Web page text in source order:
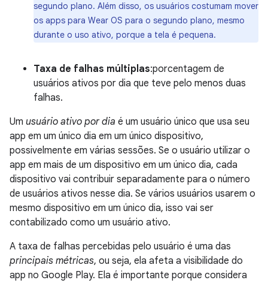
segundo plano. Além disso, os usuários costumam mover
os apps para Wear OS para o segundo plano, mesmo
durante o uso ativo, porque a tela é pequena.
Taxa de falhas múltiplas:porcentagem de
usuários ativos por dia que teve pelo menos duas
falhas.
Um usuário ativo por dia é um usuário único que usa seu
app em um único dia em um único dispositivo,
possivelmente em várias sessões. Se o usuário utilizar o
app em mais de um dispositivo em um único dia, cada
dispositivo vai contribuir separadamente para o número
de usuários ativos nesse dia. Se vários usuários usarem o
mesmo dispositivo em um único dia, isso vai ser
contabilizado como um usuário ativo.
A taxa de falhas percebidas pelo usuário é uma das
principais métricas, ou seja, ela afeta a visibilidade do
app no Google Play. Ela é importante porque considera